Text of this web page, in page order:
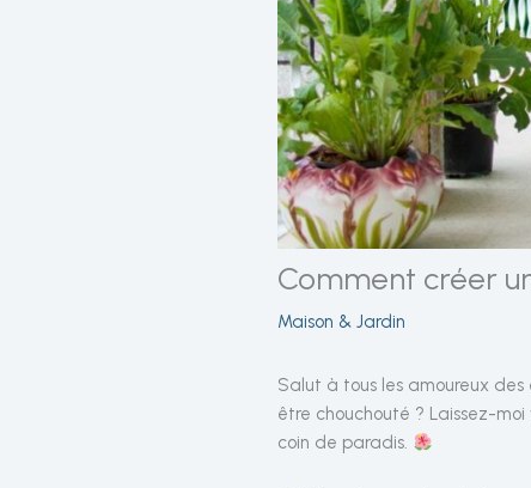
Comment créer
Maison & Jardin
Salut à tous les amoureux
être chouchouté ? Laissez-
coin de paradis.